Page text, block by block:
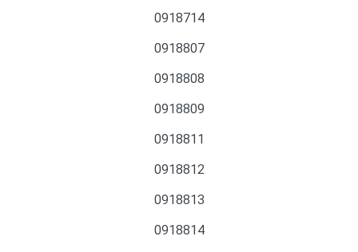
0918714
0918807
0918808
0918809
0918811
0918812
0918813
0918814